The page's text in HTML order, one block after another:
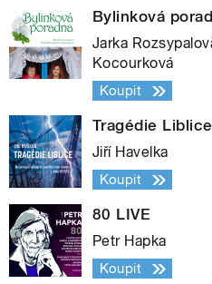
Bylinková
Jarka
Kocourková
Koupit
Tragédie Liblice
Jiří Havelka
Koupit
80 LIVE
Petr Hapka
Koupit